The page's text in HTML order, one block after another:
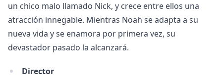
Hulu
Apple tv+
DC
un chico malo llamado Nick, y crece entre ellos una
atracción innegable. Mientras Noah se adapta a su
nueva vida y se enamora por primera vez, su
devastador pasado la alcanzará.
Director